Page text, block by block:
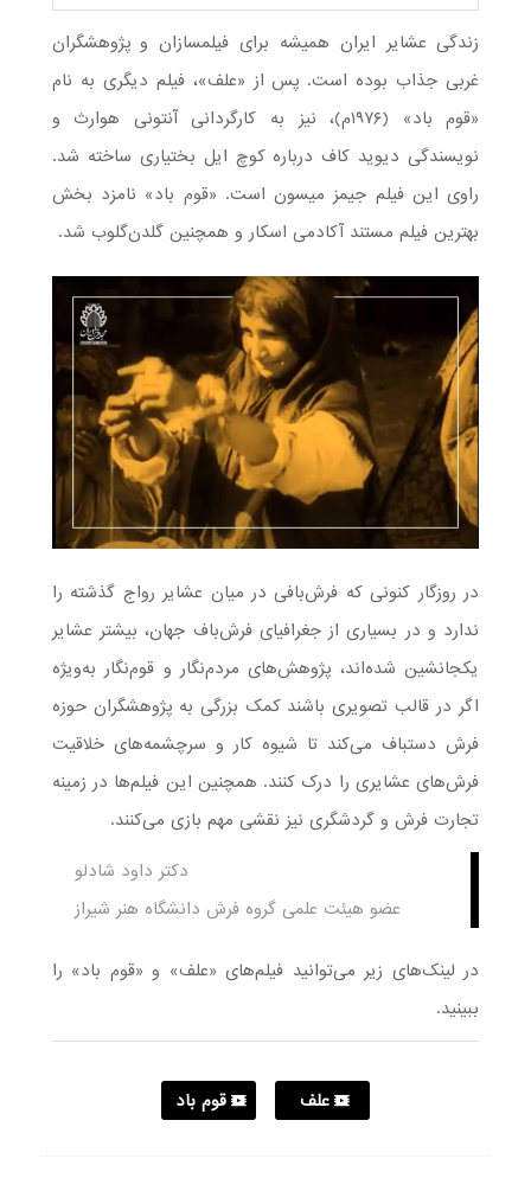
زندگی عشایر ایران همیشه برای فیلمسازان و پژوهشگران
غربی جذاب بوده است. پس از «علف»، فیلم دیگری به نام
«قوم باد» (۱۹۷۶م)، نیز به کارگردانی آنتونی هوارث و
نویسندگی دیوید کاف درباره کوچ ایل بختیاری ساخته شد.
راوی این فیلم جیمز میسون است. «قوم باد» نامزد بخش
بهترین فیلم مستند آکادمی اسکار و همچنین گلدن‌گلوب شد.
در روزگار کنونی که فرش‌بافی در میان عشایر رواج گذشته را
ندارد و در بسیاری از جغرافیای فرش‌باف جهان، بیشتر عشایر
یکجانشین شده‌اند، پژوهش‌های مردم‌نگار و قوم‌نگار به‌ویژه
اگر در قالب تصویری باشند کمک بزرگی به پژوهشگران حوزه
فرش دستباف می‌کند تا شیوه کار و سرچشمه‌های خلاقیت
فرش‌های عشایری را درک کنند. همچنین این فیلم‌ها در زمینه
تجارت فرش و گردشگری نیز نقشی مهم بازی می‌کنند.
دکتر داود شادلو
عضو هیئت علمی گروه فرش دانشگاه هنر شیراز
در لینک‌های زیر می‌توانید فیلم‌های «علف» و «قوم باد» را
ببینید.
علف قوم باد